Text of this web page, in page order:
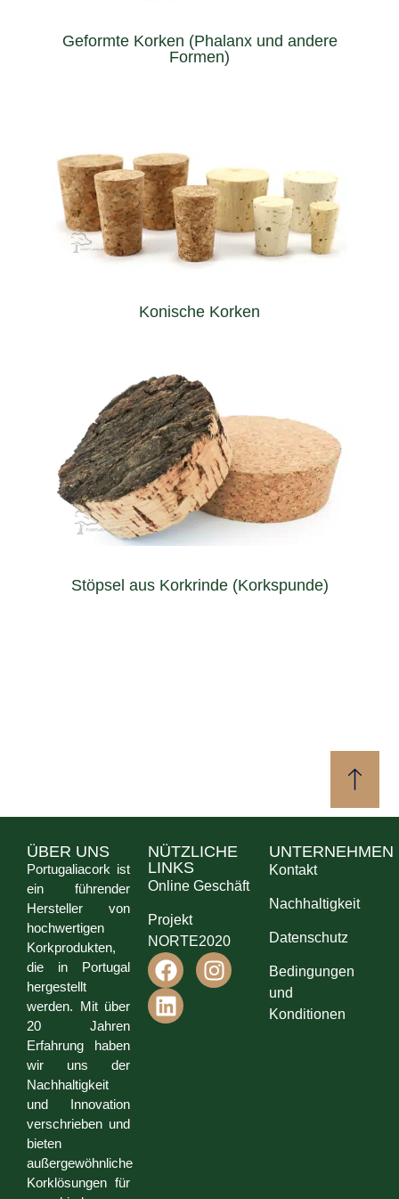
Geformte Korken (Phalanx und andere
Formen)
Konische Korken
Durch die Anpassung der Abmessungen (Länge x oberer
Durchmesser / unterer Durchmesser) können wir Korken
herstellen, die in jede nicht standardisierte Flasche oder
jedes Glas passen.
Stöpsel aus Korkrinde (Korkspunde)
Hergestellt aus 100% natürlicher Korkrinde bieten diese
Stöpsel ein authentisches Erscheinungsbild als Deckel für
eine Vielzahl von Gefäßen wie Gläser und Vasen.
ÜBER UNS
Portugaliacork ist
ein führender
Hersteller von
hochwertigen
Korkprodukten,
die in Portugal
hergestellt
werden. Mit über
20 Jahren
Erfahrung haben
wir uns der
Nachhaltigkeit
und Innovation
verschrieben und
bieten
außergewöhnliche
Korklösungen für
NÜTZLICHE
LINKS
Online Geschäft
Projekt
NORTE2020
UNTERNEHMEN
Kontakt
Nachhaltigkeit
Datenschutz
Bedingungen
und
Konditionen